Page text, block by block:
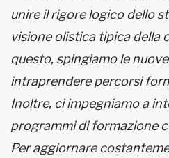
unire il rigore logico dello
visione olistica tipica della
questo, spingiamo le
intraprendere percorsi
Inoltre, ci impegniamo a
programmi di formazione
Per aggiornare